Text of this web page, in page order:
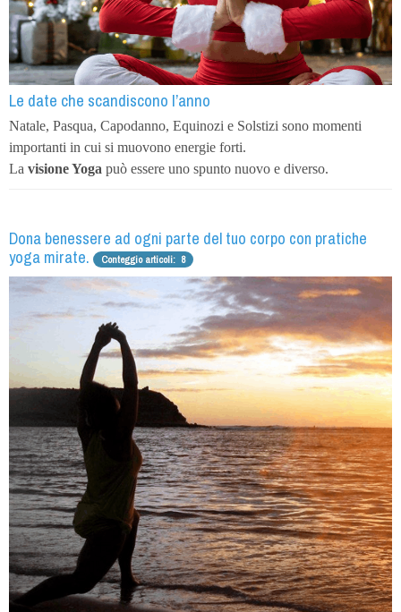
Le date che scandiscono l’anno
Natale, Pasqua, Capodanno, Equinozi e Solstizi sono momenti
importanti in cui si muovono energie forti.
La visione Yoga può essere uno spunto nuovo e diverso.
Dona benessere ad ogni parte del tuo corpo con pratiche
yoga mirate.
Conteggio articoli: 8